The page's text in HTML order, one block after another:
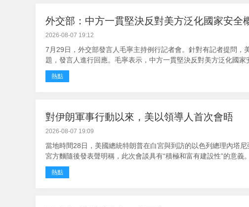
外交部：中方一貫堅決反對美方泛化國家安全
2026-08-07 19:12
7月29日，外交部發言人毛寧主持例行記者會。針對有記者提問
題，發言人進行回應。毛寧表示，中方一貫堅決反對美方泛化國家
熱點
對伊朗軍事行動以來，美以領導人首次會晤
2026-08-07 19:09
當地時間28日，美國總統特朗普在白宮與到訪的以色列總理內塔
宮方麵隨後發表聲明稱，此次會談具有“積極和富有建設性”的意義
熱點